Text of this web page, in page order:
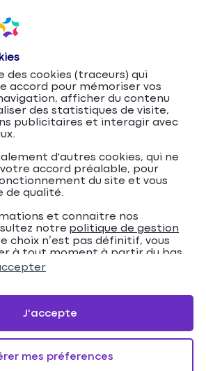
d’un véhicule de flotte
éviter les mauvaises
d’un
de flotte
: comment
mauvaises
?
des cookies (traceurs) qui
accord pour mémoriser vos
afficher du contenu
des statistiques de visite,
publicitaires et interagir avec
d'autres cookies, qui ne
accord préalable, pour
du site et vous
de qualité.
et connaitre nos
notre politique de gestion
choix n’est pas définitif, vous
à tout moment à partir du bas
site).
mes préferences
J'accepte